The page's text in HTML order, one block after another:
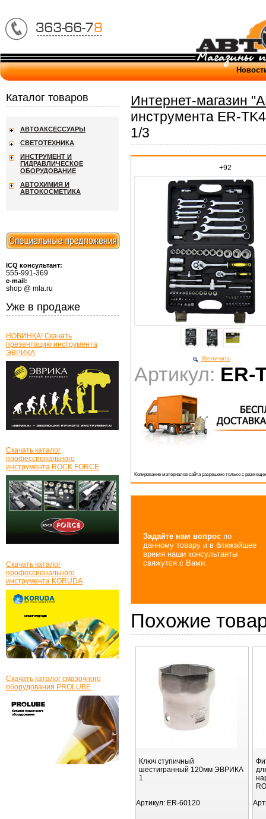
Интернет-магазин
инструмента ER-
1/3
+92
Увеличить
Артикул: ER-
Копирование материалов сайта разрешено только с
Задайте нам вопрос по
данному товару и в ближайшее
время наши консультанты
свяжутся с Вами.
Похожие
Ключ ступичный
шестигранный 120мм ЭВРИКА
1
Артикул: ER-60120
Каталог товаров
АВТОАКСЕССУАРЫ
СВЕТОТЕХНИКА
ИНСТРУМЕНТ И
ГИДРАВЛИЧЕСКОЕ
ОБОРУДОВАНИЕ
АВТОХИМИЯ И
АВТОКОСМЕТИКА
ICQ консультант:
555-991-369
e-mail:
shop @ mla.ru
Уже в продаже
НОВИНКА! Скачать
презентацию инструмента
ЭВРИКА
Скачать каталог
профессионального
инструмента ROCK FORCE
Скачать каталог
профессионального
инструмента KORUDA
Скачать каталог смазочного
оборудования PROLUBE